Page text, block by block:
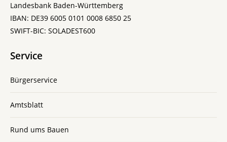
Landesbank Baden-Württemberg
IBAN: DE39 6005 0101 0008 6850 25
SWIFT-BIC: SOLADEST600
Service
Bürgerservice
Amtsblatt
Rund ums Bauen